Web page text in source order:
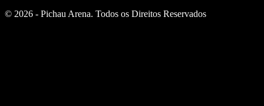
© 2026 - Pichau Arena. Todos os Direitos Reservados